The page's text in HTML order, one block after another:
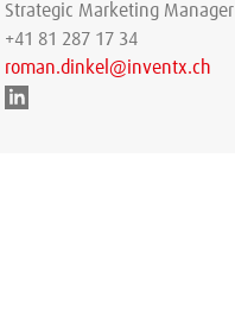
Strategic Marketing Manager
+41 81 287 17 34
roman.dinkel@inventx.ch